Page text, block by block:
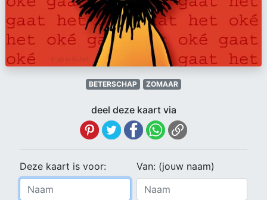
BETERSCHAP ZOMAAR
deel deze kaart via
Deze kaart is voor: Van: (jouw naam)